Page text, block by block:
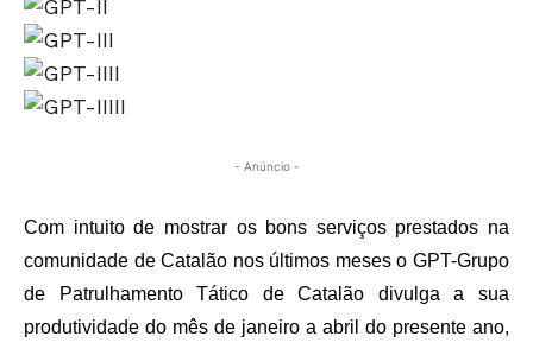
- Anúncio -
Com intuito de mostrar os bons serviços prestados na
comunidade de Catalão nos últimos meses o GPT-Grupo
de Patrulhamento Tático de Catalão divulga a sua
produtividade do mês de janeiro a abril do presente ano,